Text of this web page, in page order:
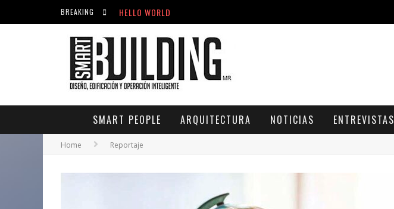
BREAKING
ACICLOVIR EN FARMACIA VIOLÁN: CREMAS Y COMPRIMIDOS DISPONIBLES
SMART PEOPLE ARQUITECTURA NOTICIAS ENTREVISTAS
Home Reportaje